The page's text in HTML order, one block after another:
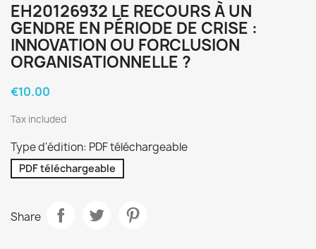
EH20126932 LE RECOURS À UN
GENDRE EN PÉRIODE DE CRISE :
INNOVATION OU FORCLUSION
ORGANISATIONNELLE ?
€10.00
Tax included
Type d'édition: PDF téléchargeable
PDF téléchargeable
Share